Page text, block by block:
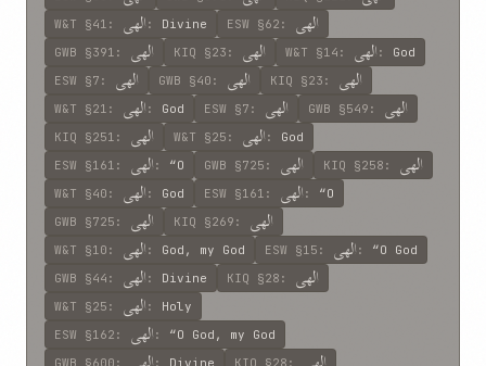
W&T §41 : الهی : Divine ESW §62 : الهی
GWB §391 : الهی KIQ §23 : الهی W&T §14 : الهی : God
ESW §7 : الهی GWB §40 : الهی KIQ §23 : الهی
W&T §21 : الهی : God ESW §7 : الهی GWB §549 : الهی
KIQ §251 : الهی W&T §25 : الهی : God
ESW §161 : الهی : “O GWB §725 : الهی KIQ §258 : الهی
W&T §40 : الهی : God ESW §161 : الهی : “O
GWB §725 : الهی KIQ §269 : الهی
W&T §10 : الهی : God, my God ESW §15 : الهی : “O God
GWB §44 : الهی : Divine KIQ §28 : الهی
W&T §25 : الهی : Holy
ESW §162 : الهی : “O God, my God
GWB §600 : : Divine KIQ §28 :